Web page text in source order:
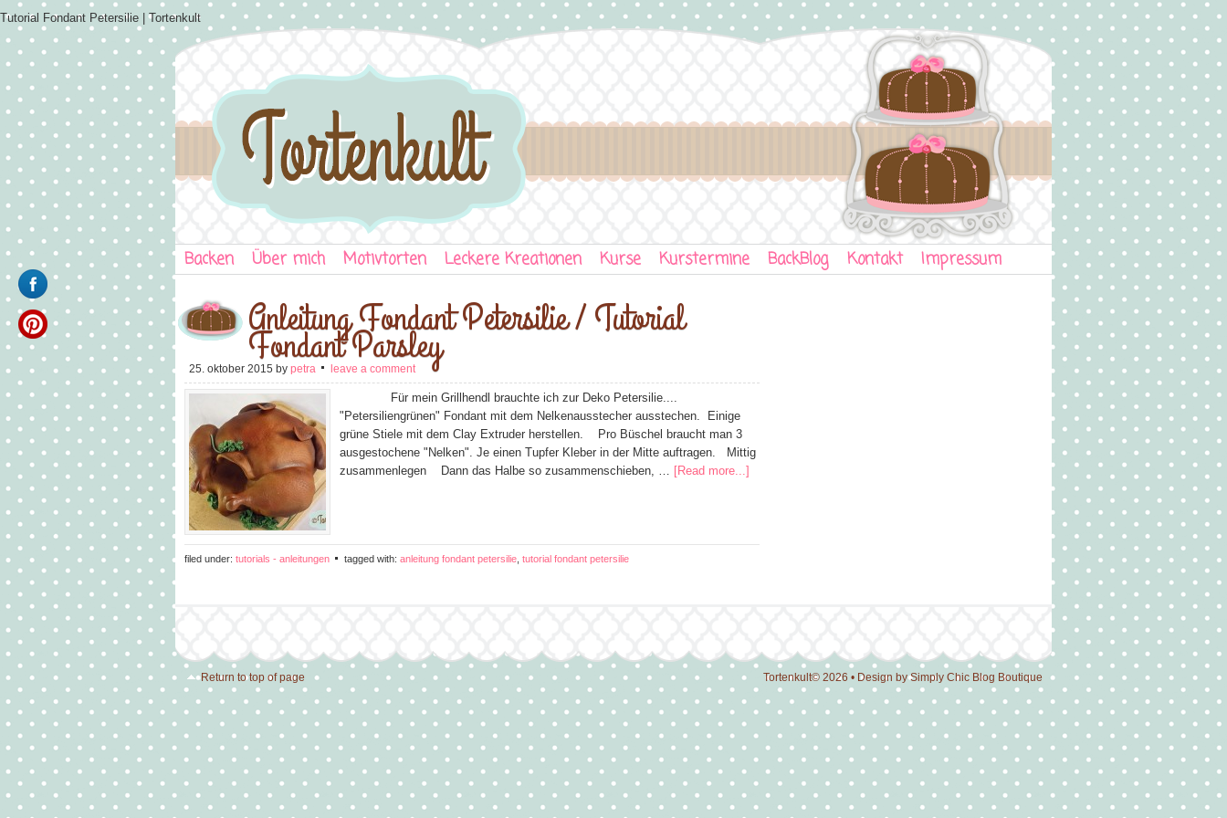
Tutorial Fondant Petersilie | Tortenkult
Backen Über mich Motivtorten Leckere Kreationen Kurse Kurstermine BackBlog Kontakt Impressum
Anleitung Fondant Petersilie / Tutorial
Fondant Parsley
25. oktober 2015 by petra leave a comment
Für mein Grillhendl brauchte ich zur Deko Petersilie....
"Petersiliengrünen" Fondant mit dem Nelkenausstecher ausstechen. Einige
grüne Stiele mit dem Clay Extruder herstellen. Pro Büschel braucht man 3
ausgestochene "Nelken". Je einen Tupfer Kleber in der Mitte auftragen. Mittig
zusammenlegen Dann das Halbe so zusammenschieben, … [Read more...]
filed under: tutorials - anleitungen tagged with: anleitung fondant petersilie tutorial fondant petersilie
Return to top of page Tortenkult© 2026 • Design bySimply Chic Blog Boutique